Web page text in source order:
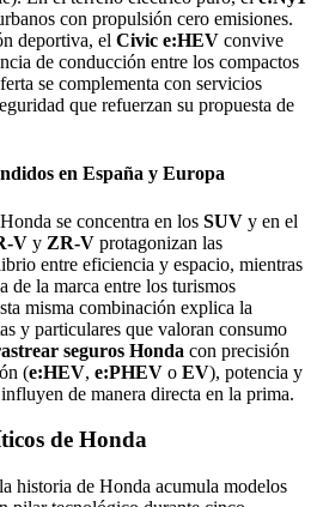
con propulsión cero emisiones.
deportiva, el Civic e:HEV convive
de conducción entre los compactos
se complementa con servicios
que refuerzan su propuesta de
en España y Europa
se concentra en los SUV y en el
y ZR‑V protagonizan las
entre eficiencia y espacio, mientras
de la marca entre los turismos
misma combinación explica la
y particulares que valoran consumo
seguros Honda con precisión
(e:HEV, e:PHEV o EV), potencia y
de manera directa en la prima.
de Honda
historia de Honda acumula modelos